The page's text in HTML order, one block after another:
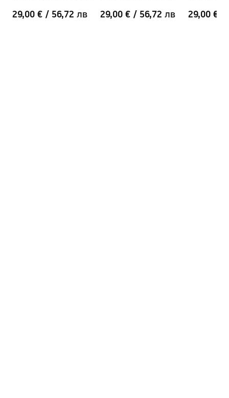
Разстояние между
връзките
150 mm
29,00 € / 56,72 лв 29,00 € / 56,72 лв 29,00 €